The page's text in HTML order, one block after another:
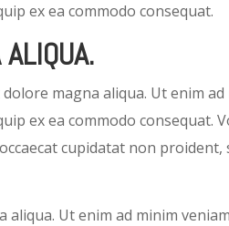
ex ea commodo consequat.
magna aliqua. Ut enim ad
ex ea commodo consequat.
cupidatat non proident,
Ut enim ad minim